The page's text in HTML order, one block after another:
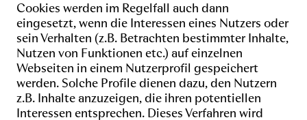
Cookies werden im Regelfall auch dann
eingesetzt, wenn die Interessen eines Nutzers oder
sein Verhalten (z.B. Betrachten bestimmter Inhalte,
Nutzen von Funktionen etc.) auf einzelnen
Webseiten in einem Nutzerprofil gespeichert
werden. Solche Profile dienen dazu, den Nutzern
z.B. Inhalte anzuzeigen, die ihren potentiellen
Interessen entsprechen. Dieses Verfahren wird